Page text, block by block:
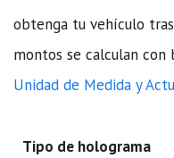
obtenga tu vehículo
montos se calculan
Unidad de Medida y
Tipo de holograma